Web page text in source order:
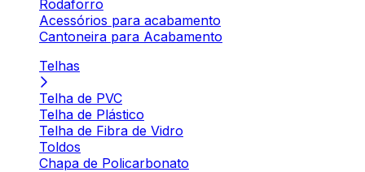
Rodaforro
Acessórios para acabamento
Cantoneira para Acabamento
Telhas
Telha de PVC
Telha de Plástico
Telha de Fibra de Vidro
Toldos
Chapa de Policarbonato